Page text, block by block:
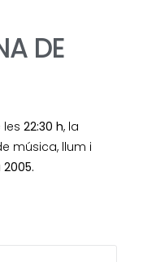
DE
les22:30 h, la
música, llum i